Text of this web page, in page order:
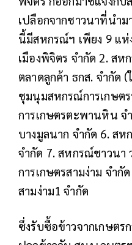
เปลือกจากชาวนาที่นำม
นี้มีสหกรณ์ฯ เพียง 9 แห่
เมืองพิจิตร จำกัด 2. สห
ตลาดลูกค้า ธกส. จำกัด
ชุมนุมสหกรณ์การเกษต
การเกษตรตะพานหิน จ
บางมูลนาก จำกัด 6. ส
จำกัด 7. สหกรณ์ชาวนา
การเกษตรสามง่าม จำ
สามง่าม1 จำกัด
ซึ่งรับซื้อข้าวจากเกษต